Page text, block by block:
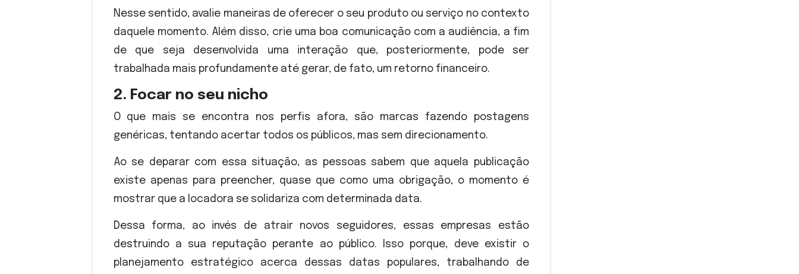
Nesse sentido, avalie maneiras de oferecer o seu produto ou serviço no contexto
daquele momento. Além disso, crie uma boa comunicação com a audiência, a fim
de que seja desenvolvida uma interação que, posteriormente, pode ser
trabalhada mais profundamente até gerar, de fato, um retorno financeiro.
2. Focar no seu nicho
O que mais se encontra nos perfis afora, são marcas fazendo postagens
genéricas, tentando acertar todos os públicos, mas sem direcionamento.
Ao se deparar com essa situação, as pessoas sabem que aquela publicação
existe apenas para preencher, quase que como uma obrigação, o momento é
mostrar que a locadora se solidariza com determinada data.
Dessa forma, ao invés de atrair novos seguidores, essas empresas estão
destruindo a sua reputação perante ao público. Isso porque, deve existir o
planejamento estratégico acerca dessas datas populares, trabalhando de